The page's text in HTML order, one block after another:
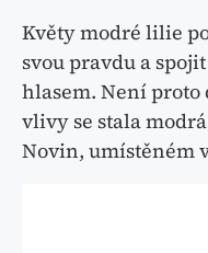
Květy modré lilie
svou pravdu a
hlasem. Není
vlivy se stala
Novin, umístěném